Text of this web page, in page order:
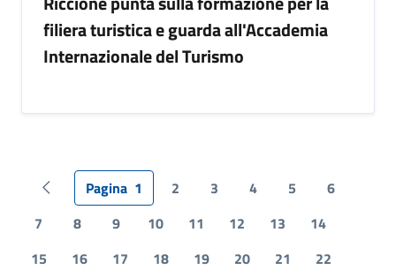
filiera turistica e guarda all'Accademia
Internazionale del Turismo
Pagina precedente
Pagina 1 2 3 4 5
6
7
8 9 10 11 12 13
14
15
16 17 18 19 20 21
22